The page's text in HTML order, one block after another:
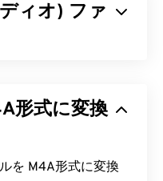
はモバイル向け技
トは、UMTSネット
はどうすれ
ィオ) ファ
コーダ/デコーダーア
オファイルを圧縮お
と 比較して、MP3
形式に変換
を M4A形式に変換